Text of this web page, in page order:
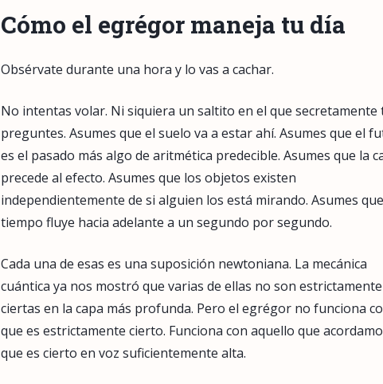
Cómo el egrégor maneja tu día
Obsérvate durante una hora y lo vas a cachar.
No intentas volar. Ni siquiera un saltito en el que secretamente
preguntes. Asumes que el suelo va a estar ahí. Asumes que el
es el pasado más algo de aritmética predecible. Asumes que la
precede al efecto. Asumes que los objetos existen
independientemente de si alguien los está mirando. Asumes
tiempo fluye hacia adelante a un segundo por segundo.
Cada una de esas es una suposición newtoniana. La mecánica
cuántica ya nos mostró que varias de ellas no son estrictamente
ciertas en la capa más profunda. Pero el egrégor no funciona
que es estrictamente cierto. Funciona con aquello que
que es cierto en voz suficientemente alta.